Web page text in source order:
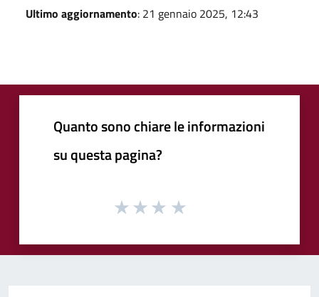
Ultimo aggiornamento: 21 gennaio 2025, 12:43
Quanto sono chiare le informazioni
su questa pagina?